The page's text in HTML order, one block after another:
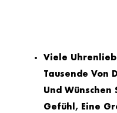
Viele
Tausende Von
Und Wünschen
Gefühl, Eine